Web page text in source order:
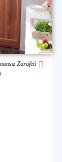
Zarafeti